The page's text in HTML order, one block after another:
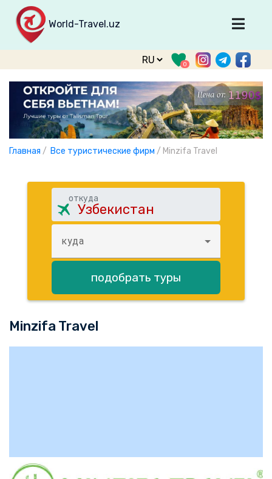
World-Travel.uz
Главная
Направления
Туры
Тур. фирмы
Табло прилета
О проекте
Войти
support@world-travel.uz
0
Главная / Все туристические фирм / Minzifa Travel
откуда
куда
подобрать туры
Minzifa Travel